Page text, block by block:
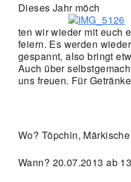
Dieses Jahr möch
ten wir wieder mit euch
feiern. Es werden
gespannt, also bringt
Auch über
uns freuen. Für
Wo? Töpchin,
Wann? 20.07.2013 ab